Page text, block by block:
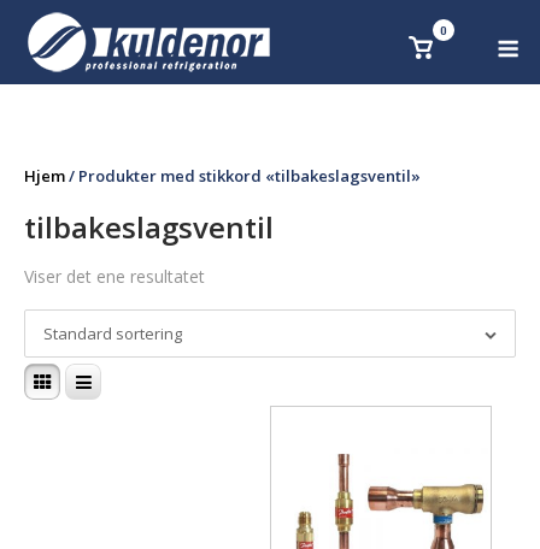
content
Se 0
Hjem/ Produkter med stikkord «tilbakeslagsventil»
tilbakeslagsventil
Viser det ene resultatet
Standard sortering